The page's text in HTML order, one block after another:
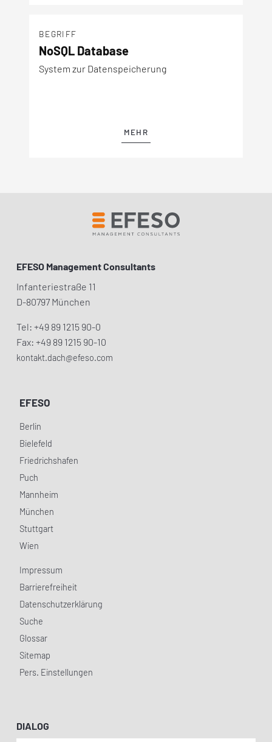
BEGRIFF
NoSQL Database
System zur Datenspeicherung
MEHR
EFESO Management Consultants
Infanteriestraße 11
D-80797 München
Tel: +49 89 1215 90-0
Fax: +49 89 1215 90-10
kontakt.dach@efeso.com
EFESO
Berlin
Bielefeld
Friedrichshafen
Puch
Mannheim
München
Stuttgart
Wien
Impressum
Barrierefreiheit
Datenschutzerklärung
Suche
Glossar
Sitemap
Pers. Einstellungen
DIALOG